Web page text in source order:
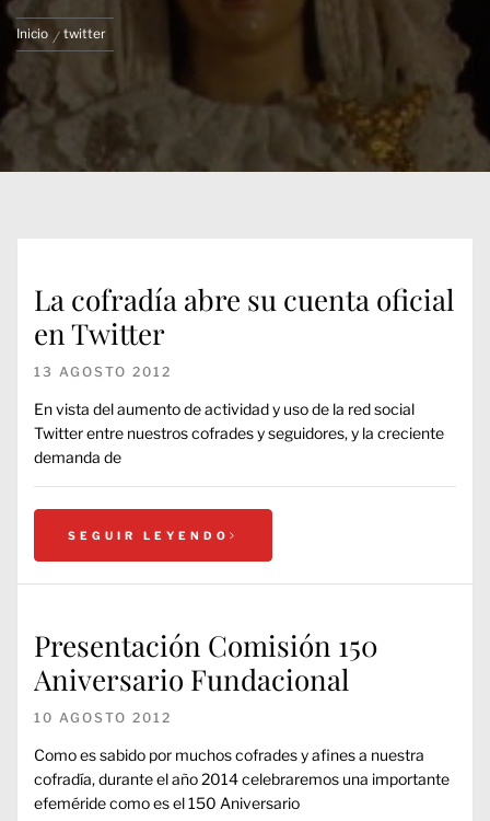
Inicio twitter
La cofradía abre su cuenta oficial
en Twitter
13 AGOSTO 2012
En vista del aumento de actividad y uso de la red social
Twitter entre nuestros cofrades y seguidores, y la creciente
demanda de
SEGUIR LEYENDO
Presentación Comisión 150
Aniversario Fundacional
10 AGOSTO 2012
Como es sabido por muchos cofrades y afines a nuestra
cofradía, durante el año 2014 celebraremos una importante
efeméride como es el 150 Aniversario